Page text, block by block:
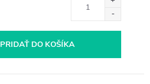
PRIDAŤ DO KOŠÍKA